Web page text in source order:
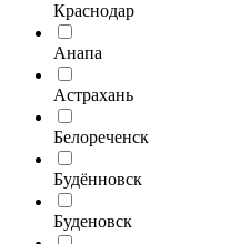
Краснодар
Анапа
Астрахань
Белореченск
Будённовск
Буденовск